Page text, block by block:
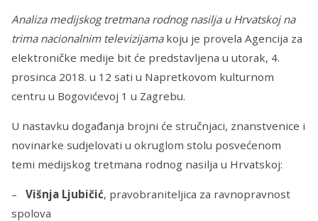
Analiza medijskog tretmana rodnog nasilja u Hrvatskoj na
trima nacionalnim televizijama koju je provela Agencija za
elektroničke medije bit će predstavljena u utorak, 4.
prosinca 2018. u 12 sati u Napretkovom kulturnom
centru u Bogovićevoj 1 u Zagrebu.
U nastavku događanja brojni će stručnjaci, znanstvenice i
novinarke sudjelovati u okruglom stolu posvećenom
temi medijskog tretmana rodnog nasilja u Hrvatskoj:
– Višnja Ljubičić, pravobraniteljica za ravnopravnost
spolova